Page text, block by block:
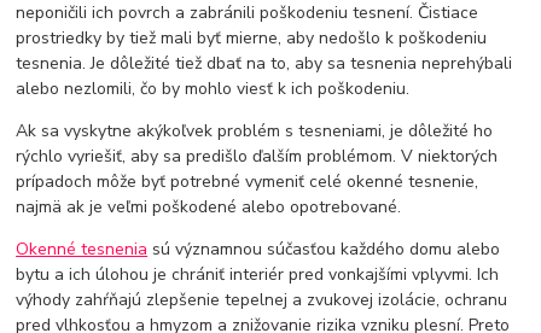
neponičili ich povrch a zabránili poškodeniu tesnení. Čistiace
prostriedky by tiež mali byť mierne, aby nedošlo k poškodeniu
tesnenia. Je dôležité tiež dbať na to, aby sa tesnenia neprehýbali
alebo nezlomili, čo by mohlo viesť k ich poškodeniu.
Ak sa vyskytne akýkoľvek problém s tesneniami, je dôležité ho
rýchlo vyriešiť, aby sa predišlo ďalším problémom. V niektorých
prípadoch môže byť potrebné vymeniť celé okenné tesnenie,
najmä ak je veľmi poškodené alebo opotrebované.
Okenné tesnenia sú významnou súčasťou každého domu alebo
bytu a ich úlohou je chrániť interiér pred vonkajšími vplyvmi. Ich
výhody zahŕňajú zlepšenie tepelnej a zvukovej izolácie, ochranu
pred vlhkosťou a hmyzom a znižovanie rizika vzniku plesní. Preto